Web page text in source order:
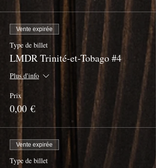
Vente expirée
Type de billet
LMDR Trinité-et-Tobago #4
Plus d'info
Prix
0,00 €
Vente expirée
Type de billet